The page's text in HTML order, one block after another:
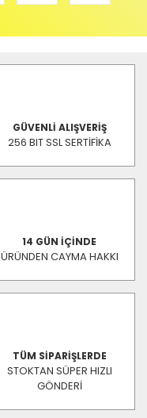
GÜVENLİ ALIŞVERİŞ
256 BIT SSL SERTİFİKA
14 GÜN İÇİNDE
ÜRÜNDEN CAYMA HAKKI
TÜM SİPARİŞLERDE
STOKTAN SÜPER HIZLI
GÖNDERİ